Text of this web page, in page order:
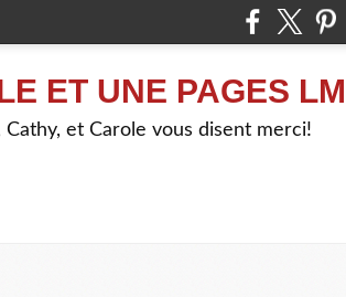
ET UNE PAGES LM
Cathy, et Carole vous disent merci!